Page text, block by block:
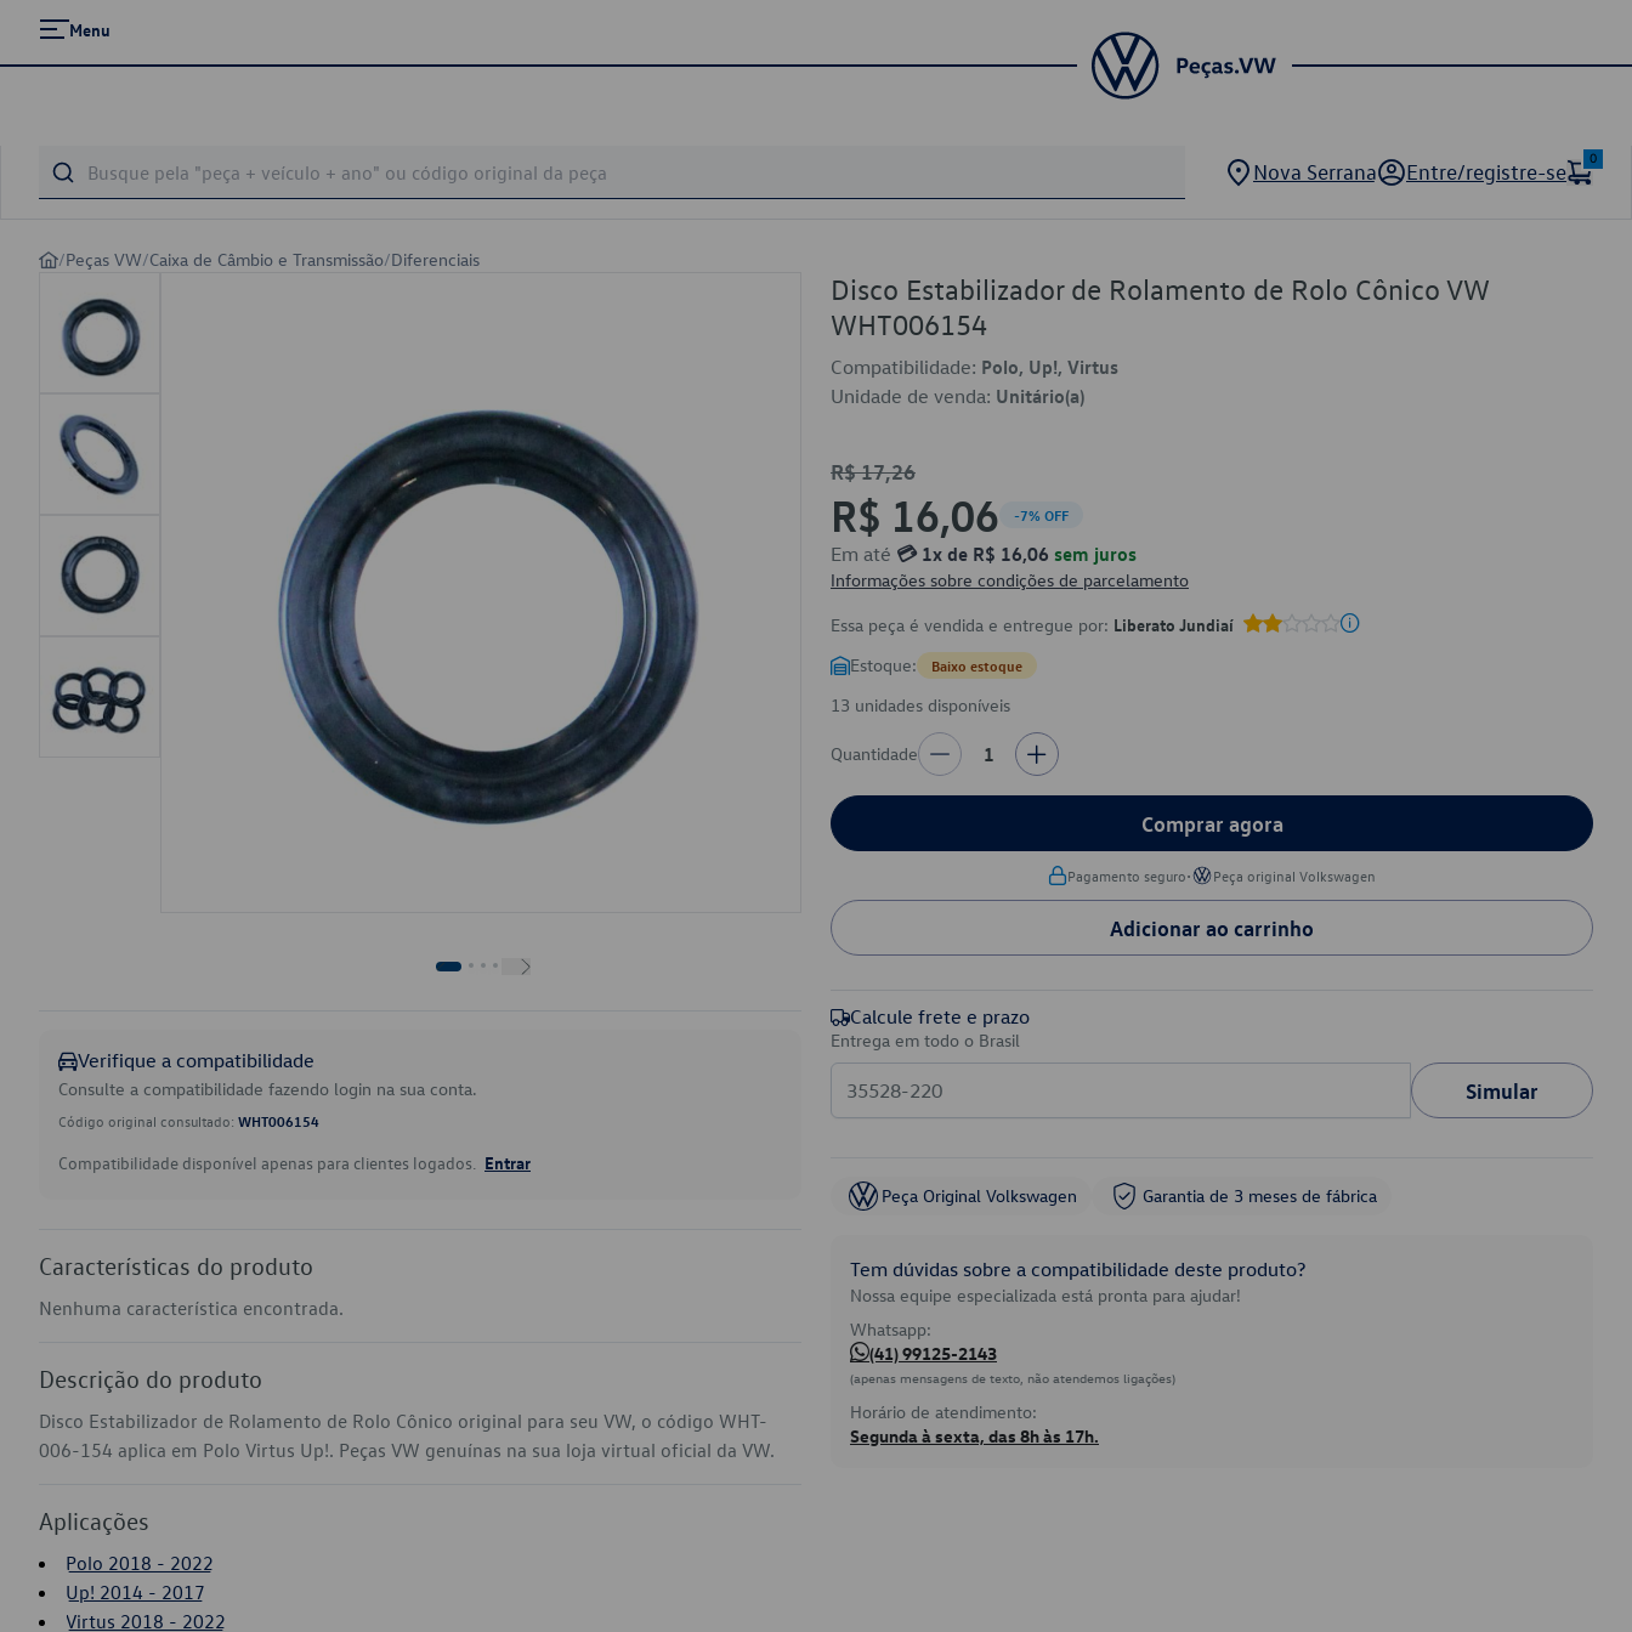
Menu
Nova Serrana Entre/registre-se
0
/Peças VW/Caixa de Câmbio e Transmissão/Diferenciais
Verifique a compatibilidade
Consulte a compatibilidade fazendo login na sua conta.
Código original consultado: WHT006154
Compatibilidade disponível apenas para clientes logados. Entrar
Características do produto
Nenhuma característica encontrada.
Descrição do produto
Disco Estabilizador de Rolamento de Rolo Cônico original para seu VW, o código WHT-
006-154 aplica em Polo Virtus Up!. Peças VW genuínas na sua loja virtual oficial da VW.
Aplicações
Polo 2018 - 2022
Up! 2014 - 2017
Virtus 2018 - 2022
Disco Estabilizador de Rolamento de Rolo Cônico VW
WHT006154
Compatibilidade: Polo, Up!, Virtus
Unidade de venda: Unitário(a)
R$ 17,26
R$ 16,06 -7% OFF
Em até 💳 1x de R$ 16,06 sem juros
Informações sobre condições de parcelamento
Essa peça é vendida e entregue por: Liberato Jundiaí
Estoque: Baixo estoque
13 unidades disponíveis
Quantidade 1
Comprar agora
Pagamento seguro• Peça original Volkswagen
Adicionar ao carrinho
Calcule frete e prazo
Entrega em todo o Brasil
Simular
Peça Original Volkswagen Garantia de 3 meses de fábrica
Tem dúvidas sobre a compatibilidade deste produto?
Nossa equipe especializada está pronta para ajudar!
Whatsapp:
(41) 99125-2143
(apenas mensagens de texto, não atendemos ligações)
Horário de atendimento:
Segunda à sexta, das 8h às 17h.